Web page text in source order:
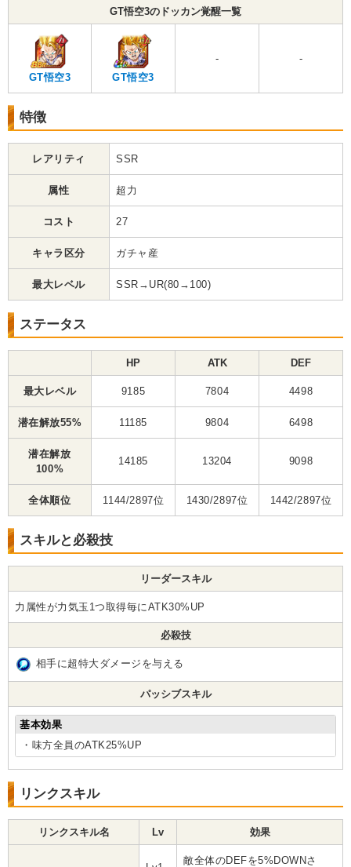
GT悟空3のドッカン覚醒一覧
GT悟空3 GT悟空3
- -
特徴
レアリティ SSR
属性 超力
コスト 27
キャラ区分 ガチャ産
最大レベル SSR→UR(80→100)
ステータス
HP ATK DEF
最大レベル 9185 7804 4498
潜在解放55% 11185 9804 6498
潜在解放
100%
14185 13204 9098
全体順位 1144/2897位 1430/2897位 1442/2897位
スキルと必殺技
リーダースキル
力属性が力気玉1つ取得毎にATK30%UP
必殺技
相手に超特大ダメージを与える
パッシブスキル
基本効果
・味方全員のATK25%UP
リンクスキル
リンクスキル名 Lv 効果
敵全体のDEFを5%DOWNさ